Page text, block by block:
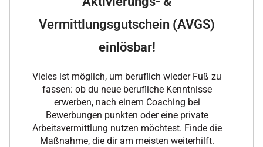
Vermittlungsgutschein (AVGS)
einlösbar!
Vieles ist möglich, um beruflich wieder Fuß zu
fassen: ob du neue berufliche Kenntnisse
erwerben, nach einem Coaching bei
Bewerbungen punkten oder eine private
Arbeitsvermittlung nutzen möchtest. Finde die
Maßnahme, die dir am meisten weiterhilft.